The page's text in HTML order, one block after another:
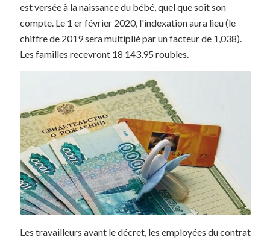
est versée à la naissance du bébé, quel que soit son
compte. Le 1 er février 2020, l'indexation aura lieu (le
chiffre de 2019 sera multiplié par un facteur de 1,038).
Les familles recevront 18 143,95 roubles.
Les travailleurs avant le décret, les employées du contrat